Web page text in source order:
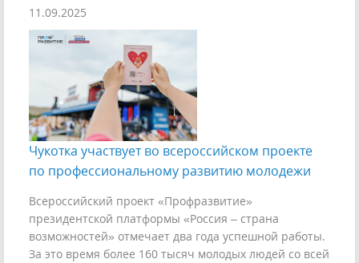
11.09.2025
Чукотка участвует во всероссийском проекте
по профессиональному развитию молодежи
Всероссийский проект «Профразвитие»
президентской платформы «Россия – страна
возможностей» отмечает два года успешной работы.
За это время более 160 тысяч молодых людей со всей